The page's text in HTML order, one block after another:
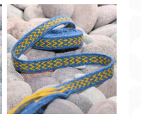
flera
De
olika
kan
väljas
på